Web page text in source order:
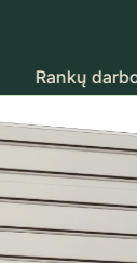
Rankų darbo